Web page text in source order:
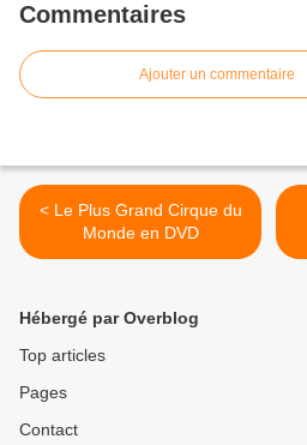
Commentaires
Ajouter un commentaire
< Le Plus Grand Cirque du
Monde en DVD
Hébergé par Overblog
Top articles
Pages
Contact